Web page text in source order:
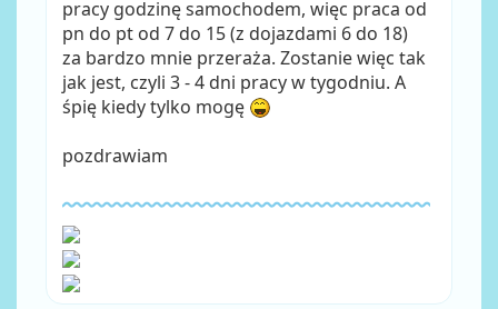
pracy godzinę samochodem, więc praca od
pn do pt od 7 do 15 (z dojazdami 6 do 18)
za bardzo mnie przeraża. Zostanie więc tak
jak jest, czyli 3 - 4 dni pracy w tygodniu. A
śpię kiedy tylko mogę
pozdrawiam